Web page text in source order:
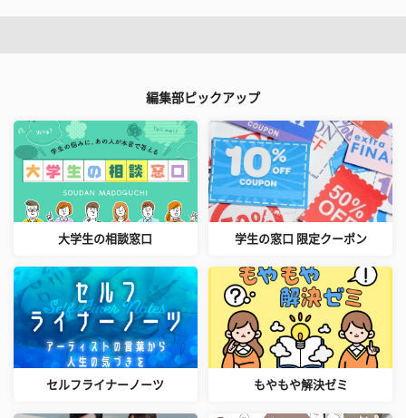
編集部ピックアップ
大学生の相談窓口 学生の窓口 限定クーポン
セルフライナーノーツ もやもや解決ゼミ